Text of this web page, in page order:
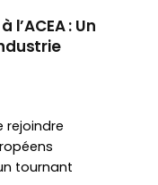
: Un
rejoindre
tournant